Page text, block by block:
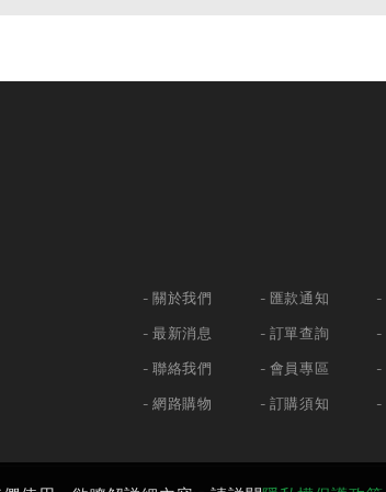
關於我們
最新消息
聯絡我們
網路購物
匯款通知
訂單查詢
會員專區
訂購須知